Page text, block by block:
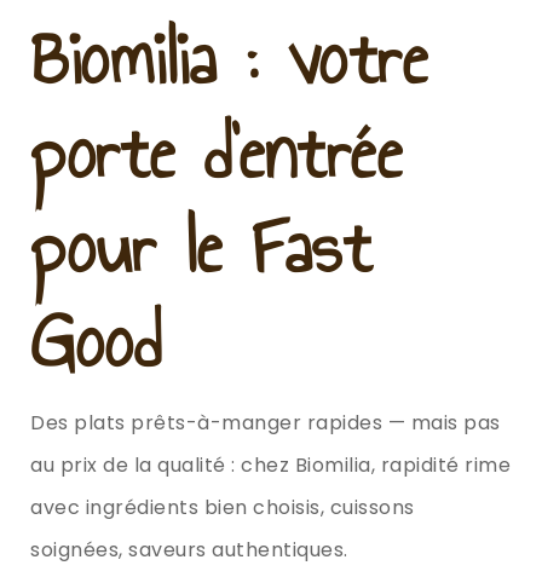
Biomilia : votre
porte d’entrée
pour le Fast
Good
Des plats prêts-à-manger rapides — mais pas
au prix de la qualité : chez Biomilia, rapidité rime
avec ingrédients bien choisis, cuissons
soignées, saveurs authentiques.